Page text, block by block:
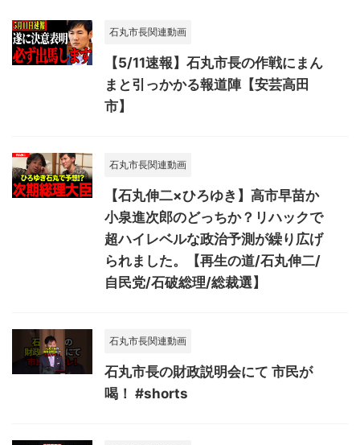
石丸市長関連動画
【5/11速報】石丸市長の作戦にまん
まと引っかかる報道陣【安芸高田
市】
石丸市長関連動画
【石丸伸二×ひろゆき】高市早苗か
小泉進次郎のどっちか？リハックで
超ハイレベルな政治予測が繰り広げ
られました。【再生の道/石丸伸二/
自民党/石破総理/総裁選】
石丸市長関連動画
石丸市長の財政説明会にて 市民が
喝！ #shorts